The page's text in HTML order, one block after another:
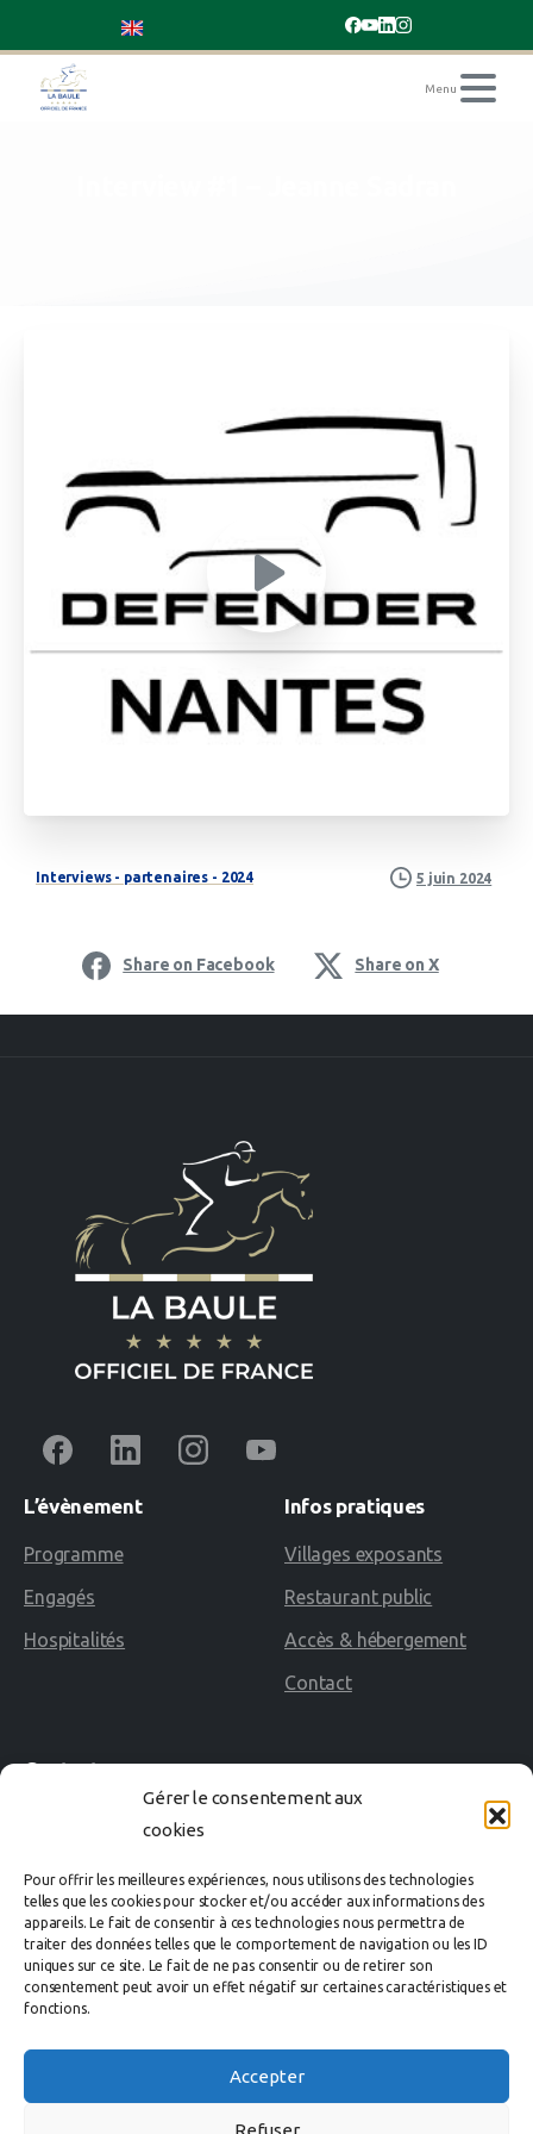
Gérer le consentement aux
cookies
Pour offrir les meilleures expériences, nous utilisons des technologies
telles que les cookies pour stocker et/ou accéder aux informations des
appareils. Le fait de consentir à ces technologies nous permettra de
traiter des données telles que le comportement de navigation ou les ID
uniques sur ce site. Le fait de ne pas consentir ou de retirer son
consentement peut avoir un effet négatif sur certaines caractéristiques et
fonctions.
Accepter
Refuser
Interviews - partenaires - 2024 5 juin 2024
Share on Facebook Share on X
L’évènement
Programme
Engagés
Hospitalités
Infos pratiques
Villages exposants
Restaurant public
Accès & hébergement
Contact
Contact
02 40 60 02 80
Avenue des Rosières
44500 LA BAULE Cedex
organisation@labaule-cheval.com